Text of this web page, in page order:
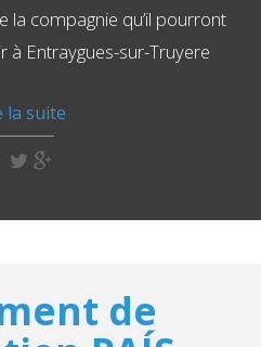
la compagnie qu’il pourront
Entraygues-sur-Truyere
la suite
de